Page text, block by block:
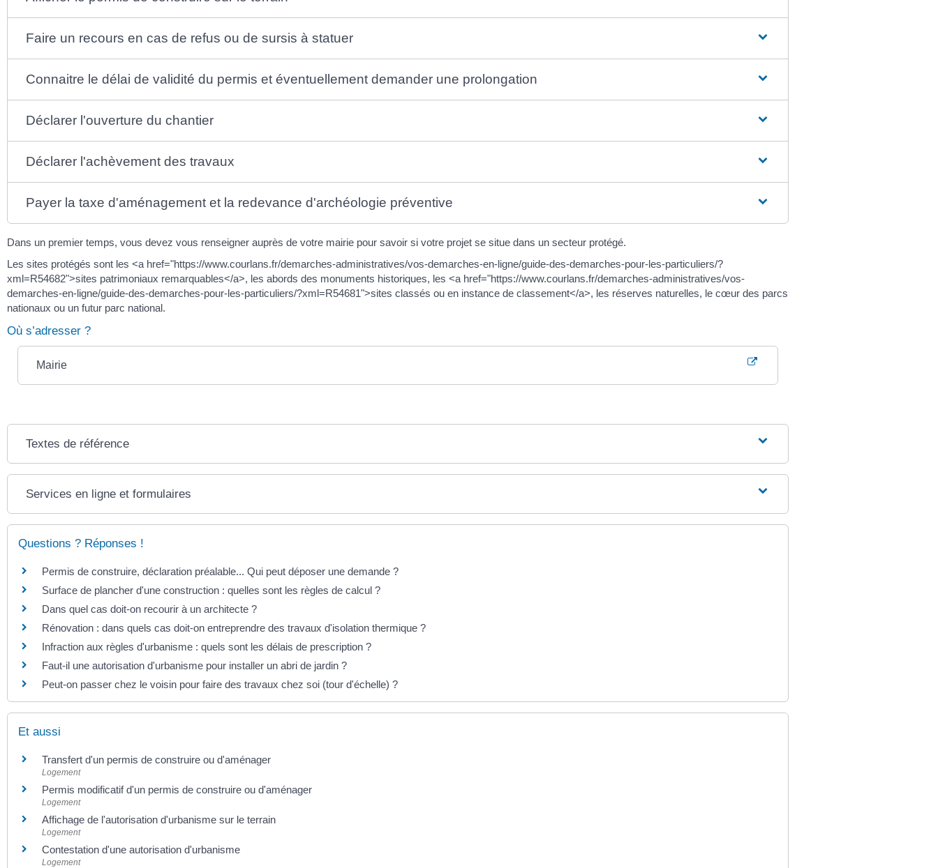
Faire un recours en cas de refus ou de sursis à statuer
Connaitre le délai de validité du permis et éventuellement demander une prolongation
Déclarer l'ouverture du chantier
Déclarer l'achèvement des travaux
Payer la taxe d'aménagement et la redevance d'archéologie préventive
Dans un premier temps, vous devez vous renseigner auprès de votre mairie pour savoir si votre projet se situe dans un secteur protégé.
Les sites protégés sont les <a href="https://www.courlans.fr/demarches-administratives/vos-demarches-en-ligne/guide-des-demarches-pour-les-particuliers/?
xml=R54682">sites patrimoniaux remarquables</a>, les abords des monuments historiques, les <a href="https://www.courlans.fr/demarches-administratives/vos-
demarches-en-ligne/guide-des-demarches-pour-les-particuliers/?xml=R54681">sites classés ou en instance de classement</a>, les réserves naturelles, le cœur des parcs
nationaux ou un futur parc national.
Où s’adresser ?
Mairie
Textes de référence
Services en ligne et formulaires
Questions ? Réponses !
Permis de construire, déclaration préalable... Qui peut déposer une demande ?
Surface de plancher d'une construction : quelles sont les règles de calcul ?
Dans quel cas doit-on recourir à un architecte ?
Rénovation : dans quels cas doit-on entreprendre des travaux d'isolation thermique ?
Infraction aux règles d'urbanisme : quels sont les délais de prescription ?
Faut-il une autorisation d'urbanisme pour installer un abri de jardin ?
Peut-on passer chez le voisin pour faire des travaux chez soi (tour d'échelle) ?
Et aussi
Transfert d'un permis de construire ou d'aménager
Logement
Permis modificatif d'un permis de construire ou d'aménager
Logement
Affichage de l'autorisation d'urbanisme sur le terrain
Logement
Contestation d'une autorisation d'urbanisme
Logement